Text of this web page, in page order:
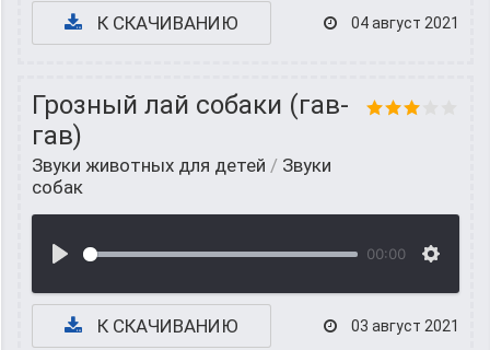
К СКАЧИВАНИЮ 04 август 2021
Грозный лай собаки (гав-
гав)
Звуки животных для детей / Звуки
собак
00:00
К СКАЧИВАНИЮ 03 август 2021